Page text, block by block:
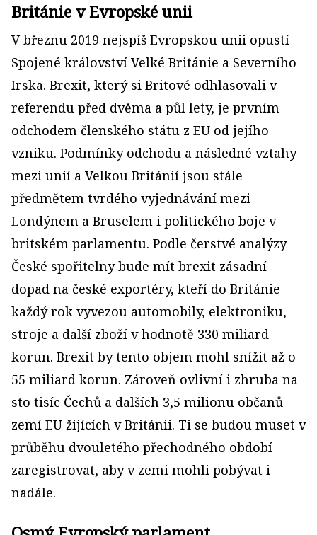
Británie v Evropské unii
V březnu 2019 nejspíš Evropskou unii opustí
Spojené království Velké Británie a Severního
Irska. Brexit, který si Britové odhlasovali v
referendu před dvěma a půl lety, je prvním
odchodem členského státu z EU od jejího
vzniku. Podmínky odchodu a následné vztahy
mezi unií a Velkou Británií jsou stále
předmětem tvrdého vyjednávání mezi
Londýnem a Bruselem i politického boje v
britském parlamentu. Podle čerstvé analýzy
České spořitelny bude mít brexit zásadní
dopad na české exportéry, kteří do Británie
každý rok vyvezou automobily, elektroniku,
stroje a další zboží v hodnotě 330 miliard
korun. Brexit by tento objem mohl snížit až o
55 miliard korun. Zároveň ovlivní i zhruba na
sto tisíc Čechů a dalších 3,5 milionu občanů
zemí EU žijících v Británii. Ti se budou muset v
průběhu dvouletého přechodného období
zaregistrovat, aby v zemi mohli pobývat i
nadále.